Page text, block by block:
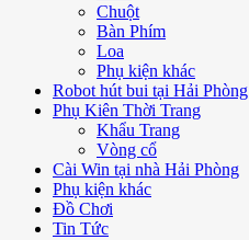
Chuột
Bàn Phím
Loa
Phụ kiện khác
Robot hút bui tại Hải Phòng
Phụ Kiên Thời Trang
Khẩu Trang
Vòng cổ
Cài Win tại nhà Hải Phòng
Phụ kiện khác
Đồ Chơi
Tin Tức